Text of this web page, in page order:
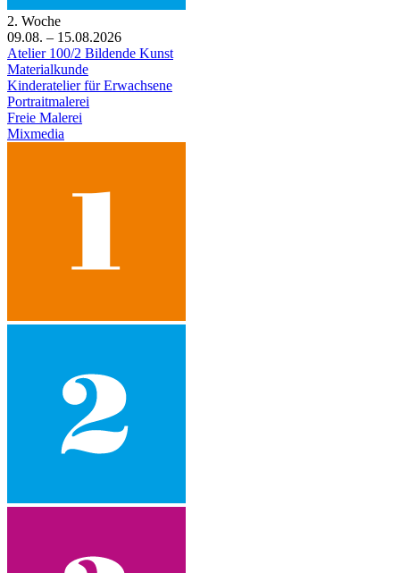
2. Woche
09.08. – 15.08.2026
Atelier 100/2 Bildende Kunst
Materialkunde
Kinderatelier für Erwachsene
Portraitmalerei
Freie Malerei
Mixmedia